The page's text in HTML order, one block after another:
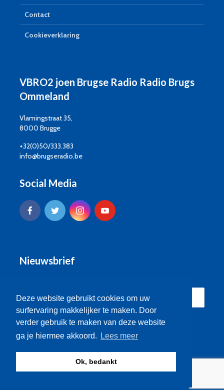
Deze website gebruikt cookies om uw
surfervaring makkelijker te maken. Door
verder gebruik te maken van deze website
ga je hiermee akkoord.
Lees meer
Ok, bedankt
Contact
Cookieverklaring
VBRO2 joen Brugse Radio Radio Brugs
Ommeland
Vlamingstraat 35,
8000 Brugge
+32(0)50/333.383
info@brugseradio.be
Social Media
Nieuwsbrief
© Brugse Radio 2026